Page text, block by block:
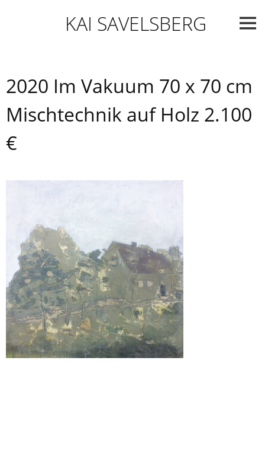
KAI SAVELSBERG
2020 Im Vakuum 70 x 70 cm
Mischtechnik auf Holz 2.100
€